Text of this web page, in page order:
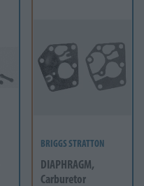
BRIGGS STRATTON
DIAPHRAGM,
Carburetor